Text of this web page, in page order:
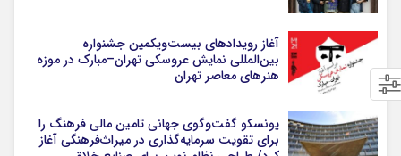
آغاز رویدادهای بیست‌ویکمین جشنواره
بین‌المللی نمایش عروسکی تهران–مبارک در موزه
هنرهای معاصر تهران
یونسکو گفت‌وگوی جهانی تامین مالی فرهنگ را
برای تقویت سرمایه‌گذاری در میراث‌فرهنگی آغاز